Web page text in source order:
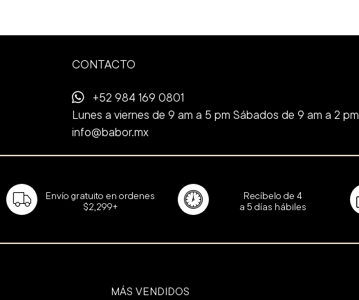
CONTACTO
+52 984 169 0801
Lunes a viernes de 9 am a 5 pm Sábados de 9 am a 2 pm
info@babor.mx
Envío gratuito en ordenes
$2,299+
Recíbelo de 4
a 5 días hábiles
MÁS VENDIDOS